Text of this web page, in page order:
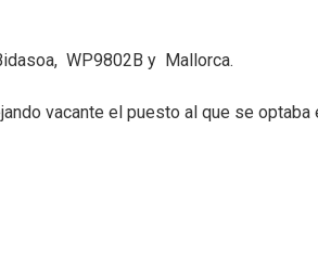
WP9802B y Mallorca.
vacante el puesto al que se